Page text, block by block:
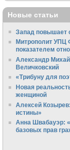
Новые статьи
Запад повышает
Митрополит УПЦ
показателем
Алек­сандр
Величковский
«Трибуну для
Новая
женщиной
Алексей
истины»
Анна Швабауэр:
базовых прав